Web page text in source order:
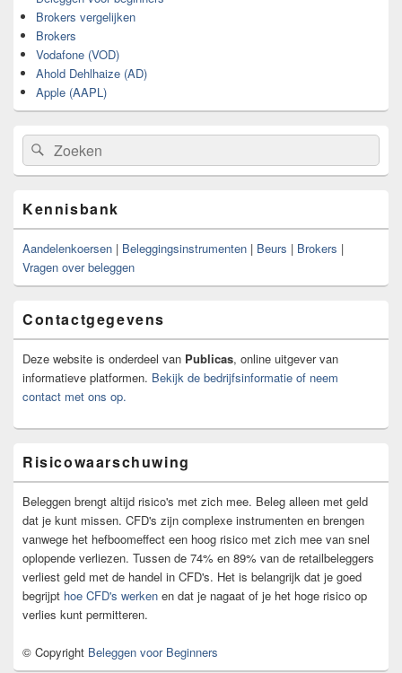
Brokers vergelijken
Brokers
Vodafone (VOD)
Ahold Dehlhaize (AD)
Apple (AAPL)
Zoeken
naar:
Zoeken
Kennisbank
Aandelenkoersen | Beleggingsinstrumenten | Beurs | Brokers |
Vragen over beleggen
Contactgegevens
Deze website is onderdeel van Publicas, online uitgever van
informatieve platformen. Bekijk de bedrijfsinformatie of neem
contact met ons op.
Risicowaarschuwing
Beleggen brengt altijd risico's met zich mee. Beleg alleen met geld
dat je kunt missen. CFD's zijn complexe instrumenten en brengen
vanwege het hefboomeffect een hoog risico met zich mee van snel
oplopende verliezen. Tussen de 74% en 89% van de retailbeleggers
verliest geld met de handel in CFD's. Het is belangrijk dat je goed
begrijpt hoe CFD's werken en dat je nagaat of je het hoge risico op
verlies kunt permitteren.
© Copyright Beleggen voor Beginners